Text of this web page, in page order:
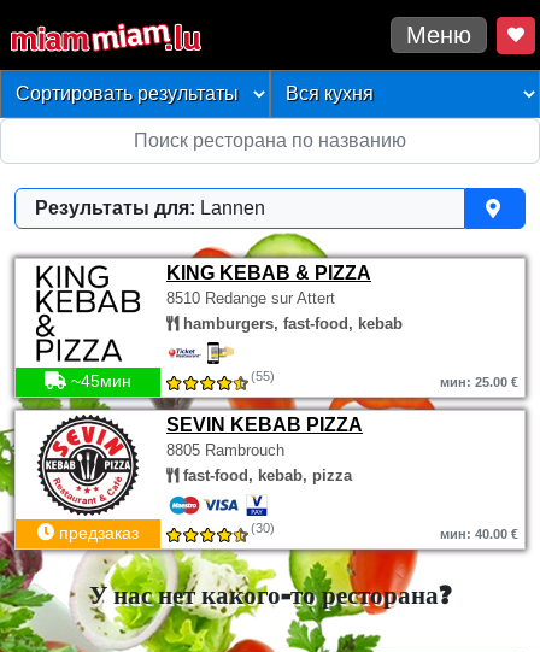
Меню
Результаты для: Lannen
KING KEBAB & PIZZA
8510 Redange sur Attert
hamburgers, fast-food, kebab
~45мин (55) мин: 25.00 €
SEVIN KEBAB PIZZA
8805 Rambrouch
fast-food, kebab, pizza
предзаказ (30) мин: 40.00 €
У нас нет какого-то ресторана?